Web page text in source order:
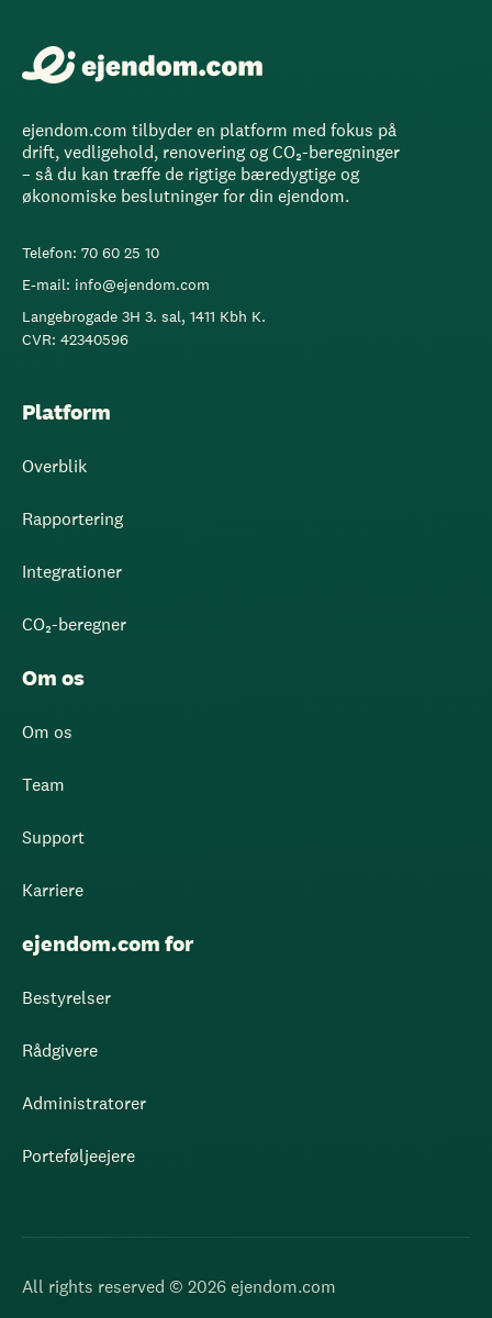
ejendom.com tilbyder en platform med fokus på
drift, vedligehold, renovering og CO₂-beregninger
– så du kan træffe de rigtige bæredygtige og
økonomiske beslutninger for din ejendom.
Telefon: 70 60 25 10
E-mail: info@ejendom.com
Langebrogade 3H 3. sal, 1411 Kbh K.
CVR: 42340596
Platform
Overblik
Rapportering
Integrationer
CO₂-beregner
Om os
Om os
Team
Support
Karriere
ejendom.com for
Bestyrelser
Rådgivere
Administratorer
Porteføljeejere
All rights reserved © 2026 ejendom.com